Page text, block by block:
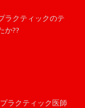
ラクティックのテ
か??
ラクティック医師